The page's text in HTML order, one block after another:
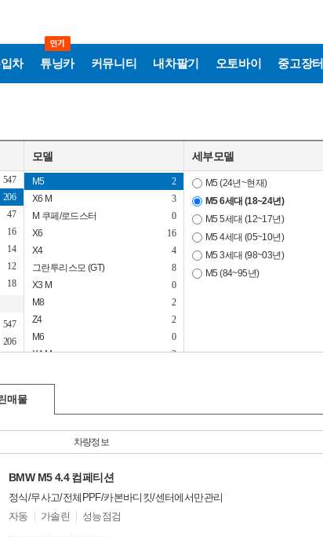
차 튜닝카 커뮤니티 내차팔기 오토바이 중고장터
547
206
47
16
14
12
18
547
206
14
0
6
0
28
모델
2시리즈
5
X1
1
X3
M5
2
X6 M
3
M 쿠페/로드스터
0
X6
16
X4
4
그란투리스모 (GT)
8
X3 M
0
M8
2
Z4
2
M6
0
X4 M
3
02 시리즈
iX
3
M4
세부모델
M5 (24년~현재)
M5 6세대 (18~24년)
M5 5세대 (12~17년)
M5 4세대 (05~10년)
M5 3세대 (98~03년)
M5 (84~95년)
매물
차량정보
BMW M5 4.4 컴페티션
정식/무사고/전체PPF/카본바디킷/센터에서만관리
모
자동 가솔린 성능점검